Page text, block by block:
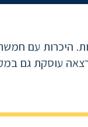
היכרות עם
עוסקת גם